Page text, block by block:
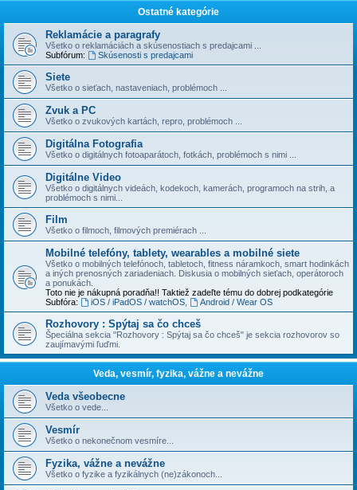
Ostatné kategórie
Reklamácie a paragrafy
Všetko o reklamáciách a skúsenostiach s predajcami ...
Subfórum:
Skúsenosti s predajcami
Siete
Všetko o sieťach, nastaveniach, problémoch ...
Zvuk a PC
Všetko o zvukových kartách, repro, problémoch ...
Digitálna Fotografia
Všetko o digitálnych fotoaparátoch, fotkách, problémoch s nimi ...
Digitálne Video
Všetko o digitálnych videách, kodekoch, kamerách, programoch na strih, a
problémoch s nimi...
Film
Všetko o filmoch, filmových premiérach ...
Mobilné telefóny, tablety, wearables a mobilné siete
Všetko o mobilných telefónoch, tabletoch, fitness náramkoch, smart hodinkách
a iných prenosných zariadeniach. Diskusia o mobilných sieťach, operátoroch
a ponukách.
Toto nie je nákupná poradňa!! Taktiež zadeľte tému do dobrej podkategórie
Subfóra:
iOS / iPadOS / watchOS, Android / Wear OS
Rozhovory : Spýtaj sa čo chceš
Špeciálna sekcia "Rozhovory : Spýtaj sa čo chceš" je sekcia rozhovorov so
zaujímavými ľuďmi.
Veda, vesmír, fyzika, vážne a nevážne
Veda všeobecne
Všetko o vede...
Vesmír
Všetko o nekonečnom vesmíre...
Fyzika, vážne a nevážne
Všetko o fyzike a fyzikálnych (ne)zákonoch...